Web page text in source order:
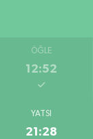
ÖĞLE
12:52
YATSI
21:28